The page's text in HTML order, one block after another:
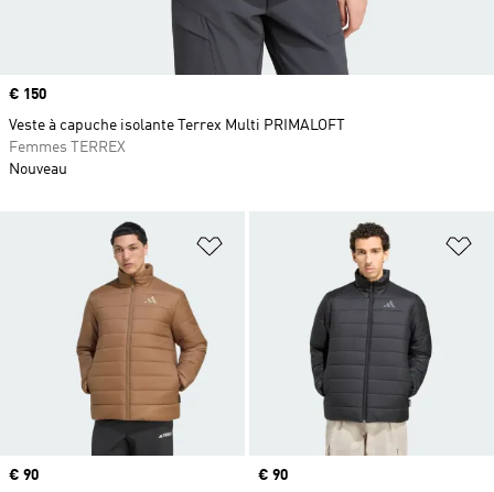
Ajouter à la Liste de produits
Prix
€ 90
Prix
€ 90
Prix
€ 150
Veste à capuche isolante Terrex Multi PRIMALOFT
Femmes TERREX
Nouveau